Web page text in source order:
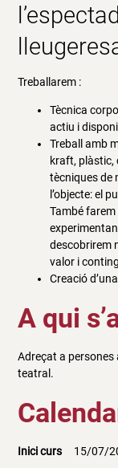
Treballarem :
Tècnica
actiu i
Treball amb
kraft, plàstic,
tècniques de
l’objecte: el
També
descobrirem
valor i
Creació
A qui
Adreçat a persones
teatral.
Inici curs 15/07/